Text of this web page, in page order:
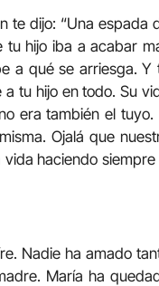
te dijo: “Una espada
tu hijo iba a acabar
a qué se arriesga. Y
tu hijo en todo. Su
era también el tuyo.
Ojalá que
haciendo siempre
Nadie ha amado
María ha